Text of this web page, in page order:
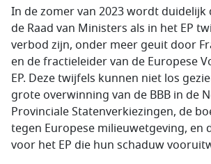
In de zomer van 2023 wordt duidelijk
de Raad van Ministers als in het EP
verbod zijn, onder meer geuit door
en de fractieleider van de Europese
EP. Deze twijfels kunnen niet los
grote overwinning van de BBB in de
Provinciale Statenverkiezingen, de
tegen Europese milieuwetgeving, en
voor het EP die hun schaduw